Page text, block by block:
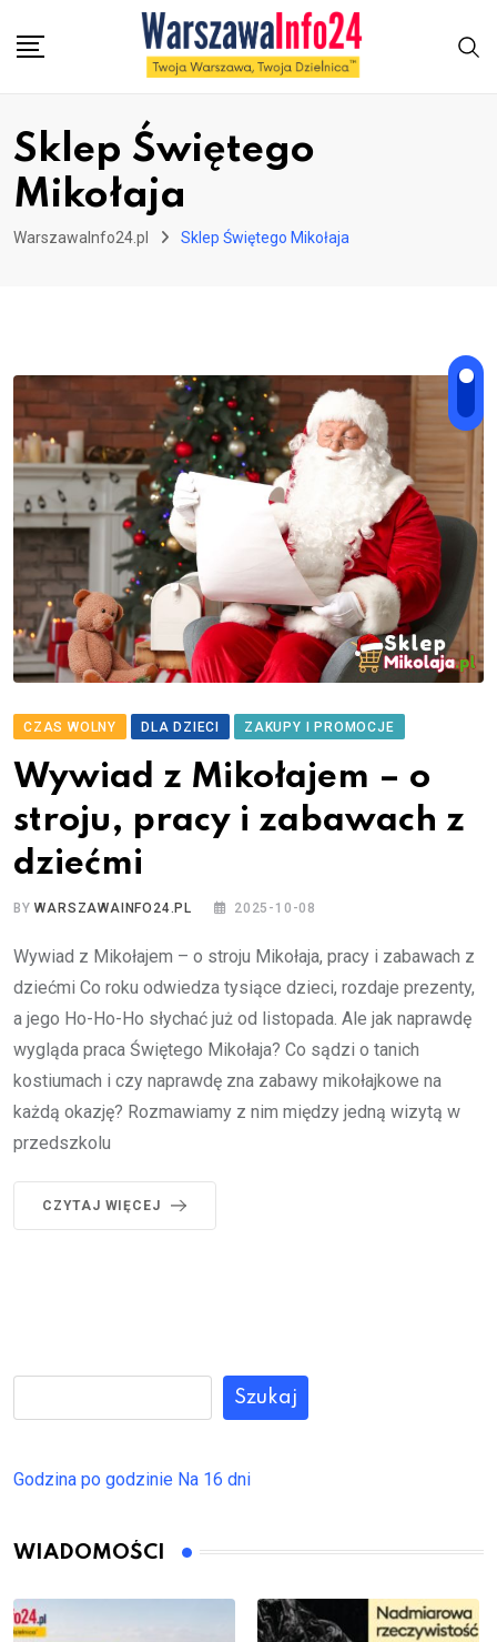
Sklep Świętego
Mikołaja
WarszawaInfo24.pl Sklep Świętego Mikołaja
CZAS WOLNY DLA DZIECI ZAKUPY I PROMOCJE
Wywiad z Mikołajem – o
stroju, pracy i zabawach z
dziećmi
BYWARSZAWAINFO24.PL 2025-10-08
Wywiad z Mikołajem – o stroju Mikołaja, pracy i zabawach z
dziećmi Co roku odwiedza tysiące dzieci, rozdaje prezenty,
a jego Ho-Ho-Ho słychać już od listopada. Ale jak naprawdę
wygląda praca Świętego Mikołaja? Co sądzi o tanich
kostiumach i czy naprawdę zna zabawy mikołajkowe na
każdą okazję? Rozmawiamy z nim między jedną wizytą w
przedszkolu
CZYTAJ WIĘCEJ
Szukaj
Godzina po godzinie Na 16 dni
WIADOMOŚCI